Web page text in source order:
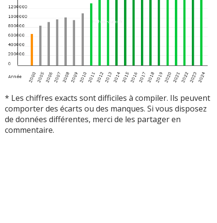
* Les chiffres exacts sont difficiles à compiler. Ils peuvent
comporter des écarts ou des manques. Si vous disposez
de données différentes, merci de les partager en
commentaire.